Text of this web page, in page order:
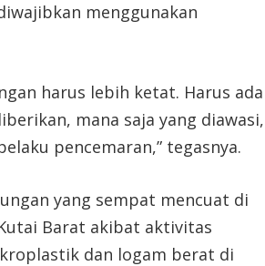
menggunakan
harus lebih ketat. Harus ada
mana saja yang diawasi,
pencemaran,” tegasnya.
yang sempat mencuat di
Barat akibat aktivitas
dan logam berat di